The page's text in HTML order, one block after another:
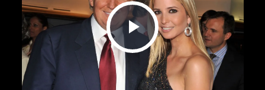
Play Video